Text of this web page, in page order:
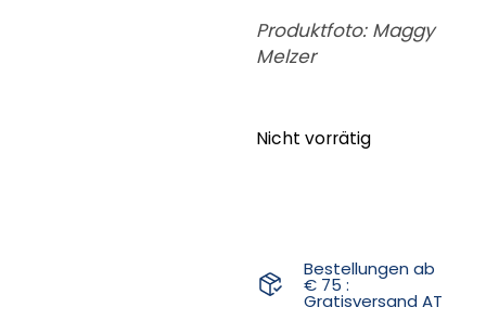
Produktfoto: Maggy
Melzer
Nicht vorrätig
Bestellungen ab
€ 75 :
Gratisversand AT